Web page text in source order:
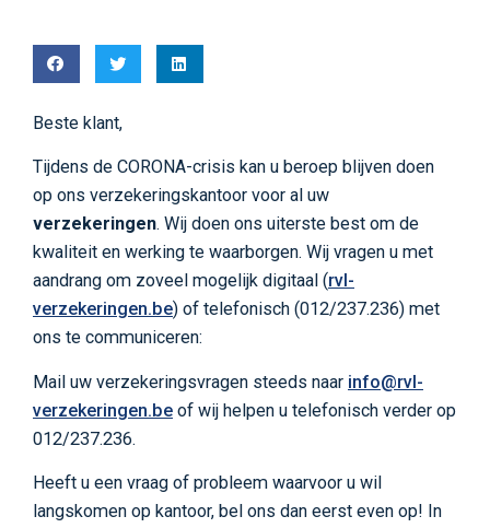
Beste klant,
Tijdens de CORONA-crisis kan u beroep blijven doen
op ons verzekeringskantoor voor al uw
verzekeringen. Wij doen ons uiterste best om de
kwaliteit en werking te waarborgen. Wij vragen u met
aandrang om zoveel mogelijk digitaal (rvl-
verzekeringen.be) of telefonisch (012/237.236) met
ons te communiceren:
Mail uw verzekeringsvragen steeds naar info@rvl-
verzekeringen.be of wij helpen u telefonisch verder op
012/237.236.
Heeft u een vraag of probleem waarvoor u wil
langskomen op kantoor, bel ons dan eerst even op! In